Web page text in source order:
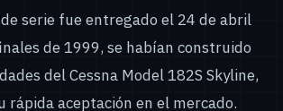
serie fue entregado el 24 de abril
de 1999, se habían construido
del Cessna Model 182S Skyline,
rápida aceptación en el mercado.